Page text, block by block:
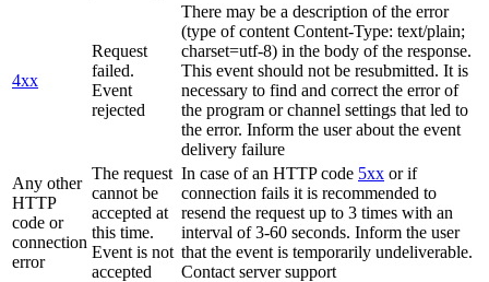
4xx
Request
failed.
Event
rejected
There may be a description of the error
(type of content Content-Type: text/plain;
charset=utf-8) in the body of the response.
This event should not be resubmitted. It is
necessary to find and correct the error of
the program or channel settings that led to
the error. Inform the user about the event
delivery failure
Any other
HTTP
code or
connection
error
The request
cannot be
accepted at
this time.
Event is not
accepted
In case of an HTTP code 5xx or if
connection fails it is recommended to
resend the request up to 3 times with an
interval of 3-60 seconds. Inform the user
that the event is temporarily undeliverable.
Contact server support